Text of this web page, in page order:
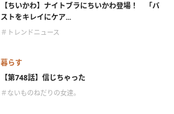
【ちいかわ】ナイトブラにちいかわ登場！ 「バ
ストをキレイにケア...
＃トレンドニュース
暮らす
【第748話】信じちゃった
＃ないものねだりの女達。